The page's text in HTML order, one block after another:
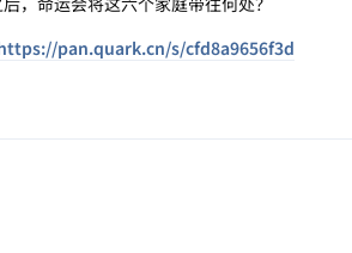
pan.quark.cn/s/cfd8a9656f3d